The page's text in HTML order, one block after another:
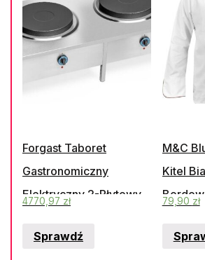
Forgast Taboret
Gastronomiczny
Elektryczny 2-Płytowy
4770,97 zł
Sprawdź
M&C
Kitel
79,90 zł